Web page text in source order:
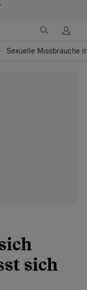
Sexuelle Missbräuche
sich